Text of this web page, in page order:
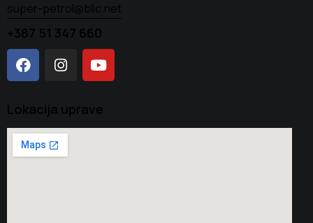
super-petrol@blic.net
+387 51 347 660
Lokacija uprave